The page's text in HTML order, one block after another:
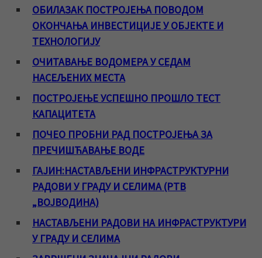
ОБИЛАЗАК ПОСТРОЈЕЊА ПОВОДОМ
ОКОНЧАЊА ИНВЕСТИЦИЈЕ У ОБЈЕКТЕ И
ТЕХНОЛОГИЈУ
ОЧИТАВАЊЕ ВОДОМЕРА У СЕДАМ
НАСЕЉЕНИХ МЕСТА
ПОСТРОЈЕЊЕ УСПЕШНО ПРОШЛО ТЕСТ
КАПАЦИТЕТА
ПОЧЕО ПРОБНИ РАД ПОСТРОЈЕЊА ЗА
ПРЕЧИШЋАВАЊЕ ВОДЕ
ГАЈИН:НАСТАВЉЕНИ ИНФРАСТРУКТУРНИ
РАДОВИ У ГРАДУ И СЕЛИМА (РТВ
„ВОЈВОДИНА)
НАСТАВЉЕНИ РАДОВИ НА ИНФРАСТРУКТУРИ
У ГРАДУ И СЕЛИМА